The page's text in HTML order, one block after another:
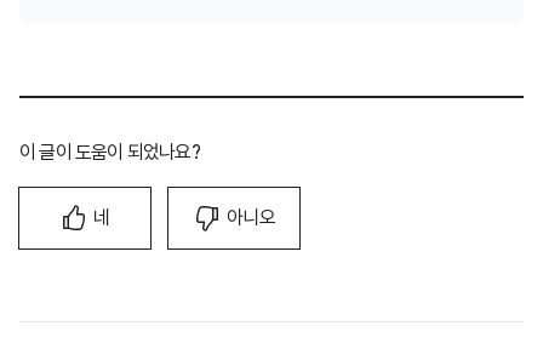
이 글이 도움이 되었나요?
네 아니오